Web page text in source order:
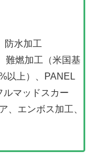
防水加工
難燃加工（米国基
以上）、PANEL
ルマッドスカー
、エンボス加工、